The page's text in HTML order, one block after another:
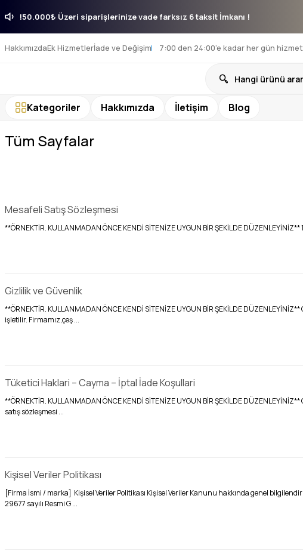
İmkanı !50.000₺ Üzeri siparişlerinize vade farksız 6 taksit İmkanı !
HakkımızdaEk Hizmetlerİade ve Değişim 7:00 den 24:00’e kadar her gün
Kategoriler Hakkımızda İletişim Blog
Tüm Sayfalar
Mesafeli Satış Sözleşmesi
**ÖRNEKTİR. KULLANMADAN ÖNCE KENDİ SİTENİZE UYGUN BİR ŞEKİLDE
Gizlilik ve Güvenlik
**ÖRNEKTİR. KULLANMADAN ÖNCE KENDİ SİTENİZE UYGUN BİR ŞEKİLDE
işletilir. Firmamız,çeş ...
Tüketici Haklari – Cayma – İptal İade Koşullari
**ÖRNEKTİR. KULLANMADAN ÖNCE KENDİ SİTENİZE UYGUN BİR ŞEKİLDE
satış sözleşmesi ...
Kişisel Veriler Politikası
[Firma İsmi / marka] Kişisel Veriler Politikası Kişisel Veriler Kanunu hakkında genel
29677 sayılı Resmi G ...